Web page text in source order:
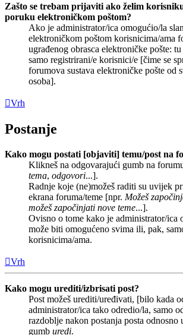
Zašto se trebam prijaviti ako želim
poruku elektroničkom poštom?
Ako je administrator/ica omogućio/la
elektroničkom poštom korisnicima/ama
ugrađenog obrasca elektroničke pošte:
samo registrirani/e korisnici/e [čime se
forumova sustava elektroničke pošte od
osoba].
Vrh
Postanje
Kako mogu postati [objaviti] temu/post na
Klikneš na odgovarajući gumb na
tema, odgovori...].
Radnje koje (ne)možeš raditi su uvijek
ekrana foruma/teme [npr. Možeš
možeš započinjati nove teme...].
Ovisno o tome kako je administrator/ica
može biti omogućeno svima ili, pak,
korisnicima/ama.
Vrh
Kako mogu urediti/izbrisati post?
Post možeš urediti/uređivati, [bilo kada
administrator/ica tako odredio/la, samo
razdoblje nakon postanja posta odnosno
gumb uredi.